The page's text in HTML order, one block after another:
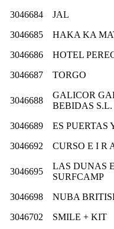
3046684
JAL
3046685
HAKA KA
3046686
HOTEL
3046687
TORGO
3046688
GALICOR
BEBIDAS S.L.
3046689 ES PUERTAS
3046692
CURSO E I R
3046695
LAS DUNAS
SURFCAMP
3046698 NUBA
3046702
SMILE + KIT